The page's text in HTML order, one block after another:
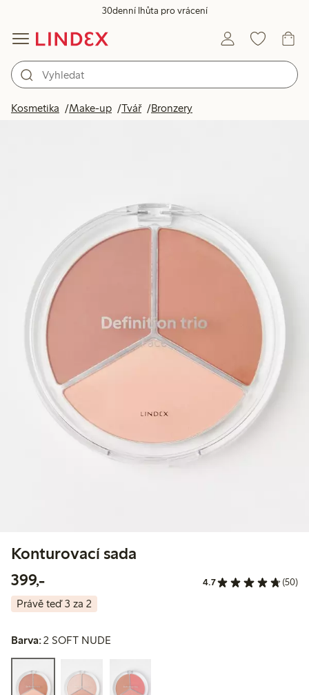
30denní lhůta pro vrácení
Kosmetika Make-up Tvář Bronzery
Konturovací sada
399,-399,00 Kč 4.7 (50)
Právě teď 3 za 2
Barva:2 SOFT NUDE